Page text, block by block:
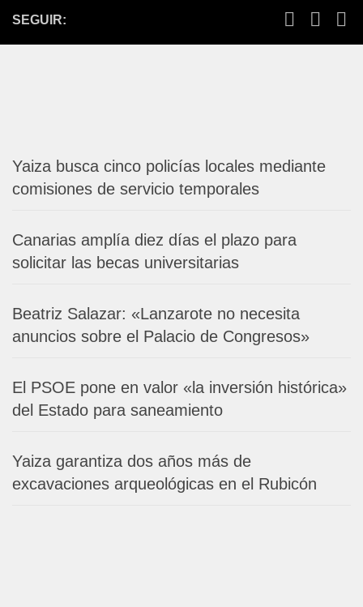
SEGUIR:
Yaiza busca cinco policías locales mediante
comisiones de servicio temporales
Canarias amplía diez días el plazo para
solicitar las becas universitarias
Beatriz Salazar: «Lanzarote no necesita
anuncios sobre el Palacio de Congresos»
El PSOE pone en valor «la inversión histórica»
del Estado para saneamiento
Yaiza garantiza dos años más de
excavaciones arqueológicas en el Rubicón